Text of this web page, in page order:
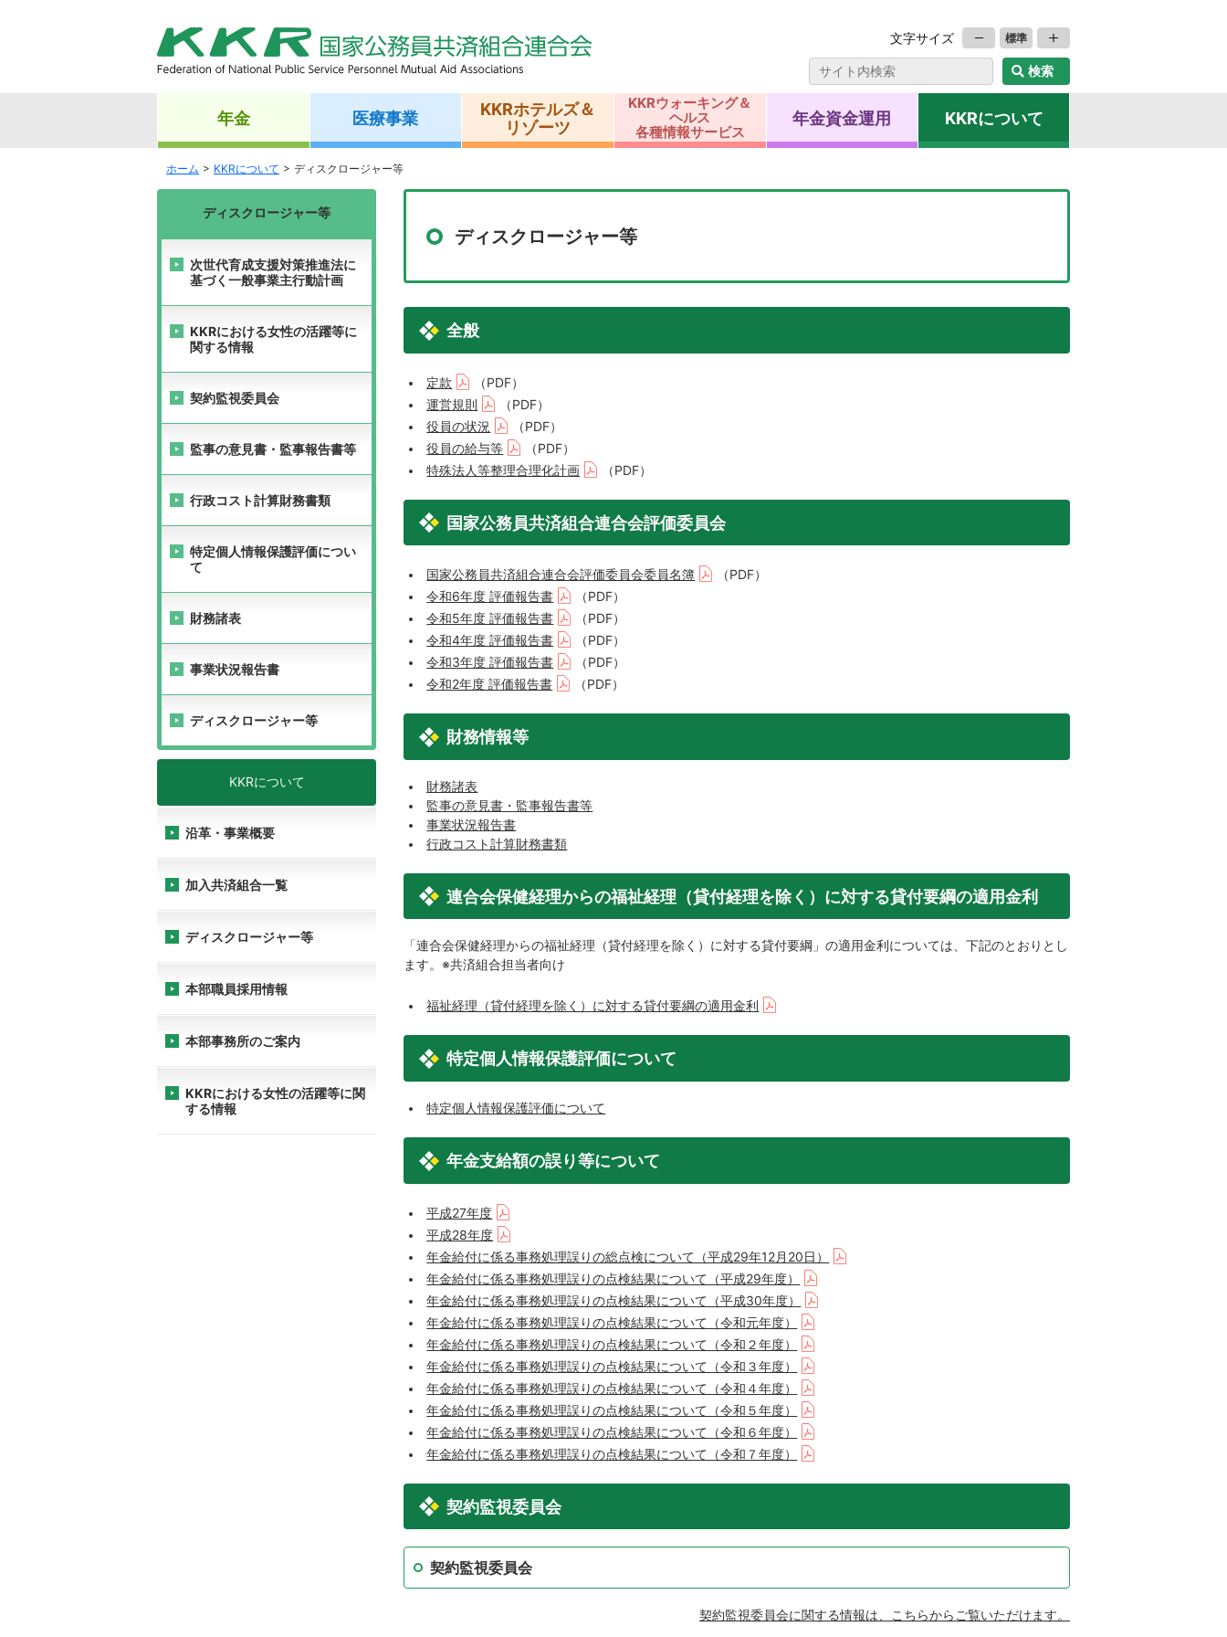
文字サイズ 標準
年金 医療事業
KKRホテルズ＆
リゾーツ
KKRウォーキング＆
ヘルス
各種情報サービス
年金資金運用 KKRについて
ホーム KKRについて ディスクロージャー等
ディスクロージャー等
次世代育成支援対策推進法に
基づく一般事業主行動計画
KKRにおける女性の活躍等に
関する情報
契約監視委員会
監事の意見書・監事報告書等
行政コスト計算財務書類
特定個人情報保護評価につい
て
財務諸表
事業状況報告書
ディスクロージャー等
KKRについて
沿革・事業概要
加入共済組合一覧
ディスクロージャー等
本部職員採用情報
本部事務所のご案内
KKRにおける女性の活躍等に関
する情報
ディスクロージャー等
全般
定款
（PDF）
運営規則
（PDF）
役員の状況
（PDF）
役員の給与等
（PDF）
特殊法人等整理合理化計画
（PDF）
国家公務員共済組合連合会評価委員会
国家公務員共済組合連合会評価委員会委員名簿
（PDF）
令和6年度 評価報告書
（PDF）
令和5年度 評価報告書
（PDF）
令和4年度 評価報告書
（PDF）
令和3年度 評価報告書
（PDF）
令和2年度 評価報告書
（PDF）
財務情報等
財務諸表
監事の意見書・監事報告書等
事業状況報告書
行政コスト計算財務書類
連合会保健経理からの福祉経理（貸付経理を除く）に対する貸付要綱の適用金利
「連合会保健経理からの福祉経理（貸付経理を除く）に対する貸付要綱」の適用金利については、下記のとおりとし
ます。※共済組合担当者向け
福祉経理（貸付経理を除く）に対する貸付要綱の適用金利
特定個人情報保護評価について
特定個人情報保護評価について
年金支給額の誤り等について
平成27年度
平成28年度
年金給付に係る事務処理誤りの総点検について（平成29年12月20日）
年金給付に係る事務処理誤りの点検結果について（平成29年度）
年金給付に係る事務処理誤りの点検結果について（平成30年度）
年金給付に係る事務処理誤りの点検結果について（令和元年度）
年金給付に係る事務処理誤りの点検結果について（令和２年度）
年金給付に係る事務処理誤りの点検結果について（令和３年度）
年金給付に係る事務処理誤りの点検結果について（令和４年度）
年金給付に係る事務処理誤りの点検結果について（令和５年度）
年金給付に係る事務処理誤りの点検結果について（令和６年度）
年金給付に係る事務処理誤りの点検結果について（令和７年度）
契約監視委員会
契約監視委員会
契約監視委員会に関する情報は、こちらからご覧いただけます。